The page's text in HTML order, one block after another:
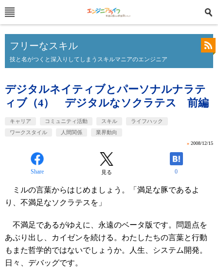
フリーなスキル
技と名がつくと深入りしてしまうスキルマニアのエンジニア
デジタルネイティブとパーソナルナラテ
ィブ（4） デジタルなソクラテス 前編
キャリア コミュニティ活動 スキル
ライフハック
ワークスタイル
人間関係 業界動向
» 2008/12/15
Share 見る 0
ミルの言葉からはじめましょう。「満足な豚であるよ
り、不満足なソクラテスを」
不満足であるがゆえに、永遠のベータ版です。問題点を
あぶり出し、カイゼンを続ける。わたしたちの言葉と行動
もまた哲学的ではないでしょうか。人生、システム開発。
日々、デバッグです。